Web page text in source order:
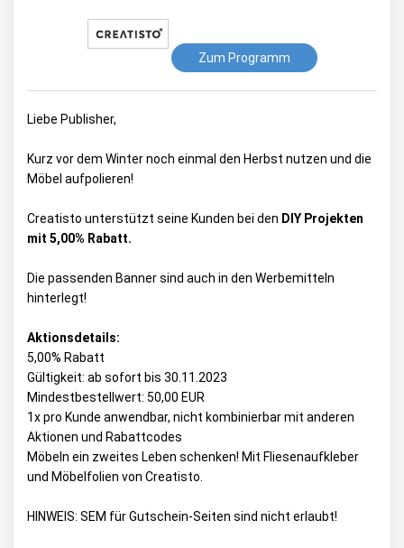
Zum Programm
Liebe Publisher,
Kurz vor dem Winter noch einmal den Herbst nutzen und die
Möbel aufpolieren!
Creatisto unterstützt seine Kunden bei den DIY Projekten
mit 5,00% Rabatt.
Die passenden Banner sind auch in den Werbemitteln
hinterlegt!
Aktionsdetails:
5,00% Rabatt
Gültigkeit: ab sofort bis 30.11.2023
Mindestbestellwert: 50,00 EUR
1x pro Kunde anwendbar, nicht kombinierbar mit anderen
Aktionen und Rabattcodes
Möbeln ein zweites Leben schenken! Mit Fliesenaufkleber
und Möbelfolien von Creatisto.
HINWEIS: SEM für Gutschein-Seiten sind nicht erlaubt!